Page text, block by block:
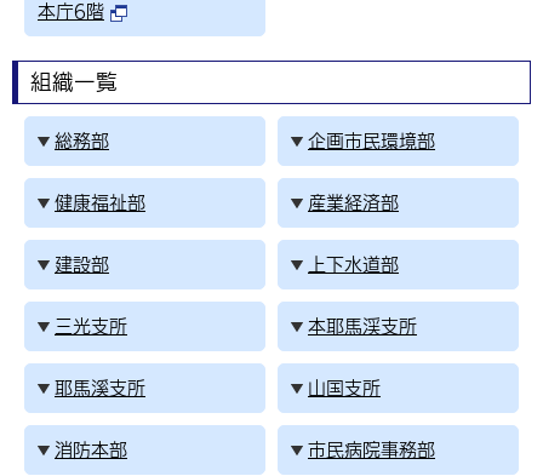
中国語（繁体字）
組織案内
税金
環境・衛生
選挙 外国人の方向け情報
農林水産業
都市整備
施設情報
手当・助成
相談・支援・情報
観光・移住
観光なび
買う・おみやげ 四季のイベント・祭り
移住・定住
市政情報
中津市について 市役所の紹介
地方創生・地域活性化 広報・広聴
行政・計画
本庁6階
組織一覧
総務部 企画市民環境部
健康福祉部 産業経済部
建設部 上下水道部
三光支所 本耶馬渓支所
耶馬溪支所 山国支所
消防本部 市民病院事務部